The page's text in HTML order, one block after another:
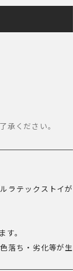
承ください。
ラテックストイが
。
落ち・劣化等が生